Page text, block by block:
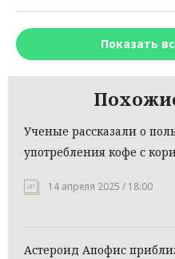
Показать
Ученые рассказали о
употребления кофе с
14 апреля 2025 / 18:00
Астероид Апофис